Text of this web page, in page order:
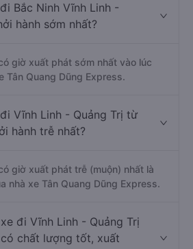
Bắc Ninh Vĩnh Linh -
hành sớm nhất?
giờ xuất phát sớm nhất vào lúc
Tân Quang Dũng Express.
Vĩnh Linh - Quảng Trị từ
hành trễ nhất?
giờ xuất phát trễ (muộn) nhất là
nhà xe Tân Quang Dũng Express.
đi Vĩnh Linh - Quảng Trị
chất lượng tốt, xuất